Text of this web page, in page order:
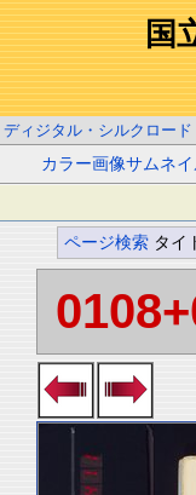
国
ディジタル・シルクロード
カラー画像サムネ
ページ検索 タイ